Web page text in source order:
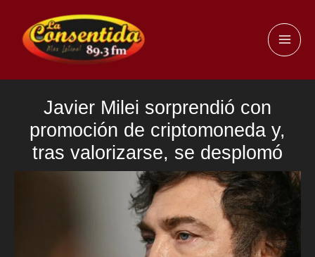
contenido
Javier Milei sorprendió con
promoción de criptomoneda y,
tras valorizarse, se desplomó